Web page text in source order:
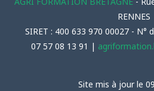
RENNES
SIRET : 400 633 970 00027 - N°
07 57 08 13 91 |
Site mis à jour le